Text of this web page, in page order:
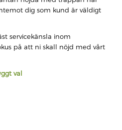
dig som kund är väldigt
servicekänsla inom
på att ni skall nöjd med vårt
val